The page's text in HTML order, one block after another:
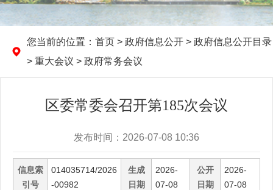
您当前的位置： 首页 > 政府信息公开 > 政府信息公开目录
> 重大会议 > 政府常务会议
区委常委会召开第185次会议
发布时间：2026-07-08 10:36
信息索
引号
014035714/2026
-00982
生成
日期
2026-
07-08
公开
日期
2026-
07-08